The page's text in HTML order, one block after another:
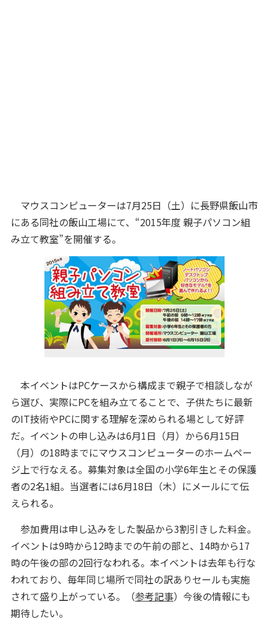
マウスコンピューターは7月25日（土）に長野県飯山市
にある同社の飯山工場にて、“2015年度 親子パソコン組
み立て教室”を開催する。
本イベントはPCケースから構成まで親子で相談しなが
ら選び、実際にPCを組み立てることで、子供たちに最新
のIT技術やPCに関する理解を深められる場として好評
だ。イベントの申し込みは6月1日（月）から6月15日
（月）の18時までにマウスコンピューターのホームペー
ジ上で行なえる。募集対象は全国の小学6年生とその保護
者の2名1組。当選者には6月18日（木）にメールにて伝
えられる。
参加費用は申し込みをした製品から3割引きした料金。
イベントは9時から12時までの午前の部と、14時から17
時の午後の部の2回行なわれる。本イベントは去年も行な
われており、毎年同じ場所で同社の訳ありセールも実施
されて盛り上がっている。（参考記事）今後の情報にも
期待したい。